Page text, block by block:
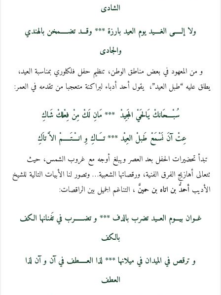
الشادى
ولا إلـــــى الغــــيد يوم العيد بارزة *** وقـــد تضـــــمخن بالهندي
والجادى
و من المعهود في بعض مناطق الوطن، تنظيم حفل فلكلوري بمناسبة العيد،
يطلق عليه “طبل العيد”، يقول أحد أدباء لبراكنة متعجبا من تقدمه في العمر:
سُبْــــحَانكْ يَالحَيْ المَجِيدْ *** مَانِ لَكْ مِنْ فِعْلكْ شَاكِ
عِتْ آنَ نَسْمَعْ طَبلْ العِيْد *** تــَــاكِ وِ انــْــتَـــــمْ الاَّ تاَكِ
تبدأ تحضيرات الحفل بعد العصر ويبلغ أوجه مع غروب الشمس، حيث
تتعالى أهازيج الفرق الفنية، ورقصاتها الشعبية… وتصور لنا الأبيات التالية للشيخ
الأديبأحمدُّ بن اتاه بن حمينَّ ، التناغم الجميل بين الراقصات:
غــوان بيـــوم العــيد تضرب بالدف *** و تضــــــرب في تَفنانها الكف
بالكف
و ترقص في الميدان في ميلانها *** لذا العـــــطف في آن و آن لذا
العطف